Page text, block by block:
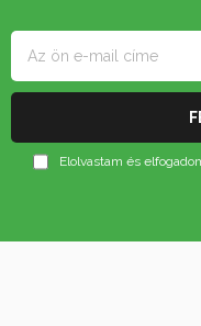
Elolvastam és